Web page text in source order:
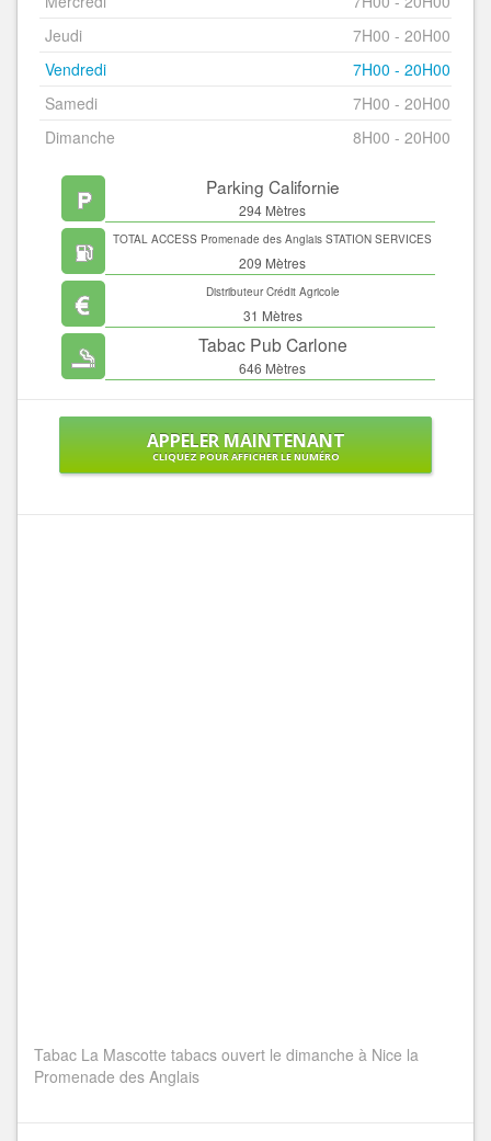
Jeudi
7H00 - 20H00
Vendredi
7H00 - 20H00
Samedi
7H00 - 20H00
Dimanche
8H00 - 20H00
Parking Californie
294 Mètres
TOTAL ACCESS Promenade des Anglais STATION SERVICES
209 Mètres
Distributeur Crédit Agricole
31 Mètres
Tabac Pub Carlone
646 Mètres
APPELER MAINTENANT
CLIQUEZ POUR AFFICHER LE NUMÉRO
Tabac La Mascotte tabacs ouvert le dimanche à Nice la
Promenade des Anglais